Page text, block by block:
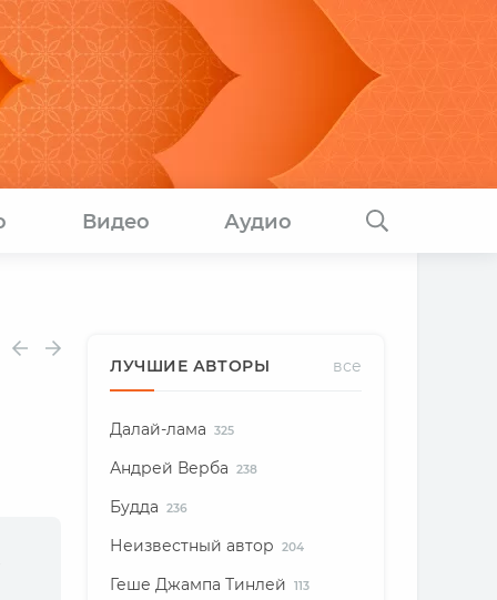
Видео Аудио
ЛУЧШИЕ АВТОРЫ все
Далай-лама 325
Андрей Верба 238
Будда 236
Неизвестный автор 204
Геше Джампа Тинлей 113